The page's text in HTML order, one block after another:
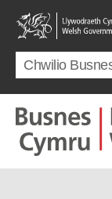
Search term